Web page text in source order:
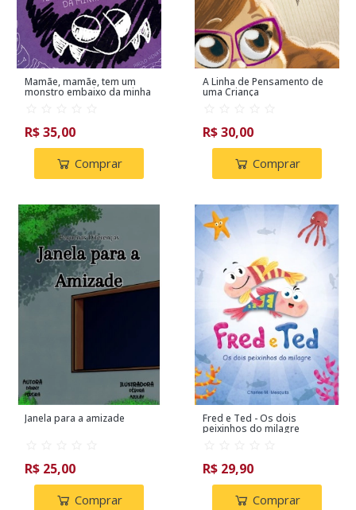
Mamãe, mamãe, tem um
monstro embaixo da minha
R$ 35,00
Comprar
A Linha de Pensamento de
uma Criança
R$ 30,00
Comprar
Janela para a amizade
R$ 25,00
Comprar
Fred e Ted - Os dois
peixinhos do milagre
R$ 29,90
Comprar